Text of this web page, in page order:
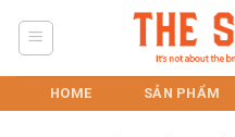
HOME SẢN PHẨM